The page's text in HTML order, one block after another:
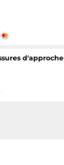
d'approche